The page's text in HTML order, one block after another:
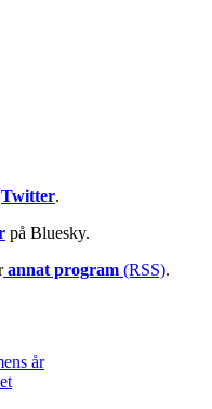
Twitter.
på Bluesky.
annat program (RSS).
år